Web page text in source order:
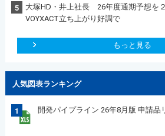
5
大塚HD・井上社長 26年度通期予想を
VOYXACT立ち上がり好調で
もっと見る
人気図表ランキング
1 開発パイプライン 26年8月版 申請品